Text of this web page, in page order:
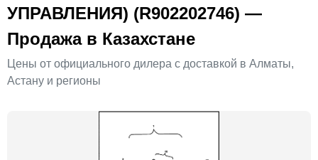
УПРАВЛЕНИЯ) (R902202746) —
Продажа в Казахстане
Цены от официального дилера с доставкой в Алматы,
Астану и регионы